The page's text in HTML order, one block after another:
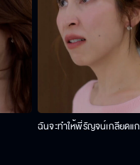
ฉันจะทำให้พี่รัญจน์เกลียดแก